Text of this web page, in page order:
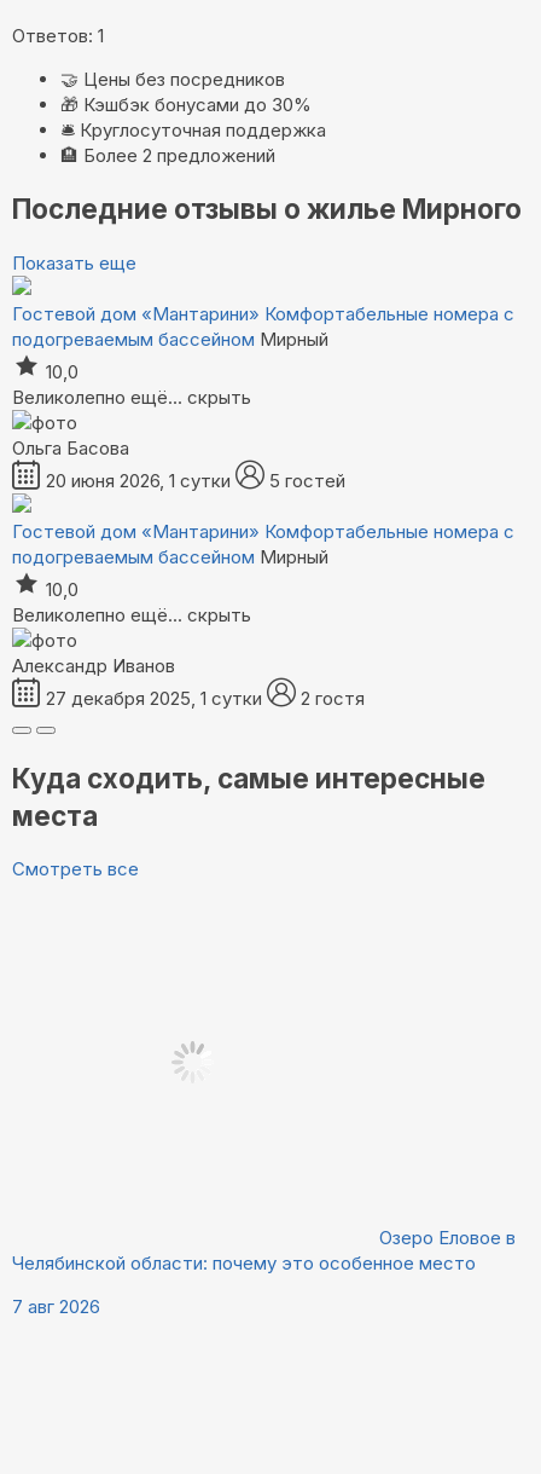
Ответов: 1
🤝 Цены без посредников
🎁 Кэшбэк бонусами до 30%
🛎️ Круглосуточная поддержка
🏨 Более 2 предложений
Последние отзывы о жилье Мирного
Показать еще
Гостевой дом «Мантарини» Комфортабельные номера с
подогреваемым бассейном Мирный
10,0
Великолепно ещё... скрыть
Ольга Басова
20 июня 2026, 1 сутки
5 гостей
Гостевой дом «Мантарини» Комфортабельные номера с
подогреваемым бассейном Мирный
10,0
Великолепно ещё... скрыть
Александр Иванов
27 декабря 2025, 1 сутки
2 гостя
Куда сходить, самые интересные
места
Смотреть все
Озеро Еловое в
Челябинской области: почему это особенное место
7 авг 2026